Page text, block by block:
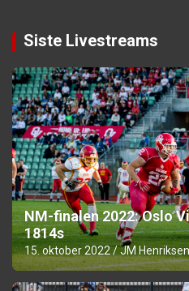
Siste Livestreams
NM-finalen 2022: Oslo
1814s
15. oktober 2022 JM Henriksen